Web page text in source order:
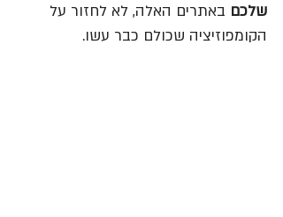
שלכם באתרים האלה, לא לחזור על
הקומפוזיציה שכולם כבר עשו.